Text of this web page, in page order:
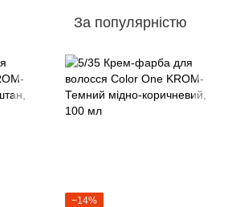
За популярністю
−14%